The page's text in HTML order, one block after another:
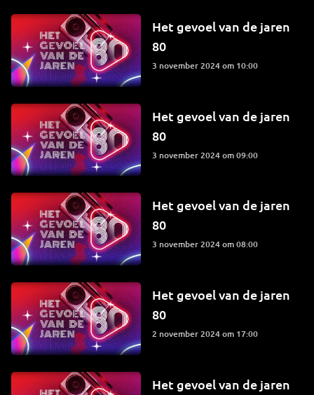
Het gevoel van de jaren
80
3 november 2024 om 10:00
Het gevoel van de jaren
80
3 november 2024 om 09:00
Het gevoel van de jaren
80
3 november 2024 om 08:00
Het gevoel van de jaren
80
2 november 2024 om 17:00
Het gevoel van de jaren